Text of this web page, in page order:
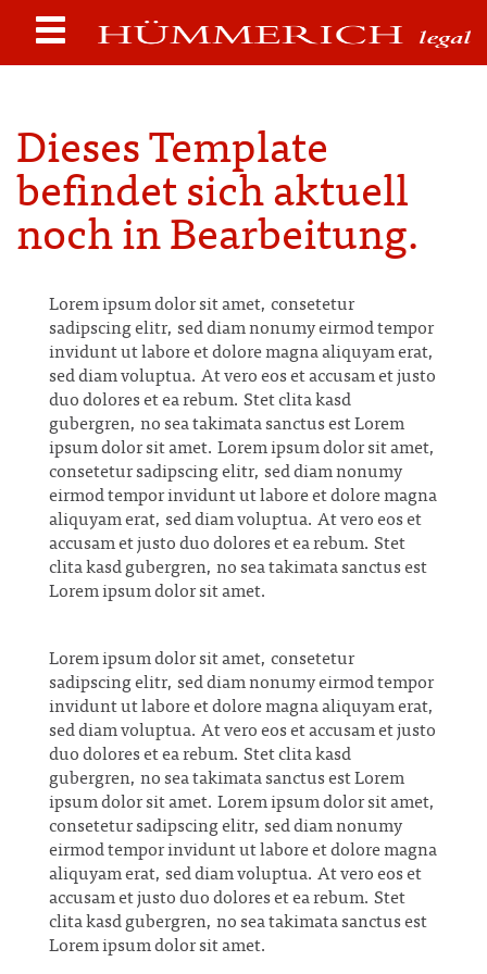
Dieses Template
befindet sich aktuell
noch in Bearbeitung.
Lorem ipsum dolor sit amet, consetetur
sadipscing elitr, sed diam nonumy eirmod tempor
invidunt ut labore et dolore magna aliquyam erat,
sed diam voluptua. At vero eos et accusam et justo
duo dolores et ea rebum. Stet clita kasd
gubergren, no sea takimata sanctus est Lorem
ipsum dolor sit amet. Lorem ipsum dolor sit amet,
consetetur sadipscing elitr, sed diam nonumy
eirmod tempor invidunt ut labore et dolore magna
aliquyam erat, sed diam voluptua. At vero eos et
accusam et justo duo dolores et ea rebum. Stet
clita kasd gubergren, no sea takimata sanctus est
Lorem ipsum dolor sit amet.
Lorem ipsum dolor sit amet, consetetur
sadipscing elitr, sed diam nonumy eirmod tempor
invidunt ut labore et dolore magna aliquyam erat,
sed diam voluptua. At vero eos et accusam et justo
duo dolores et ea rebum. Stet clita kasd
gubergren, no sea takimata sanctus est Lorem
ipsum dolor sit amet. Lorem ipsum dolor sit amet,
consetetur sadipscing elitr, sed diam nonumy
eirmod tempor invidunt ut labore et dolore magna
aliquyam erat, sed diam voluptua. At vero eos et
accusam et justo duo dolores et ea rebum. Stet
clita kasd gubergren, no sea takimata sanctus est
Lorem ipsum dolor sit amet.